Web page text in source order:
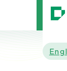
MENU